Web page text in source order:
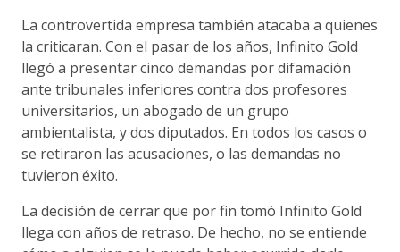
La controvertida empresa también atacaba a quienes
la criticaran. Con el pasar de los años, Infinito Gold
llegó a presentar cinco demandas por difamación
ante tribunales inferiores contra dos profesores
universitarios, un abogado de un grupo
ambientalista, y dos diputados. En todos los casos o
se retiraron las acusaciones, o las demandas no
tuvieron éxito.
La decisión de cerrar que por fin tomó Infinito Gold
llega con años de retraso. De hecho, no se entiende